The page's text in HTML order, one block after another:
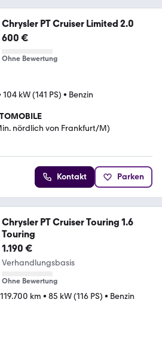
Chrysler PT Cruiser Limited 2.0
600 €
Ohne Bewertung
104 kW (141 PS) • Benzin
nördlich von Frankfurt/M)
Kontakt Parken
Chrysler PT Cruiser Touring 1.6
Touring
1.190 €
Verhandlungsbasis
Ohne Bewertung
119.700 km • 85 kW (116 PS) • Benzin